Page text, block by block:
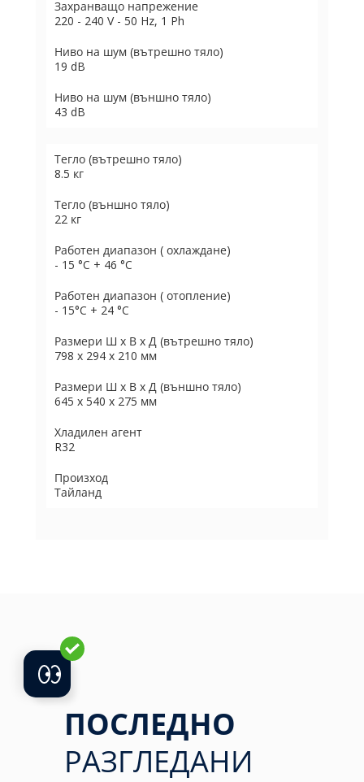
Захранващо напрежение
220 - 240 V - 50 Hz, 1 Ph
Ниво на шум (вътрешно тяло)
19 dB
Ниво на шум (външно тяло)
43 dB
Тегло (вътрешно тяло)
8.5 кг
Тегло (външно тяло)
22 кг
Работен диапазон ( охлаждане)
- 15 °C + 46 °C
Работен диапазон ( отопление)
- 15°C + 24 °C
Размери Ш х В х Д (вътрешно тяло)
798 х 294 х 210 мм
Размери Ш х В х Д (външно тяло)
645 х 540 х 275 мм
Хладилен агент
R32
Произход
Тайланд
ПОСЛЕДНО
РАЗГЛЕДАНИ